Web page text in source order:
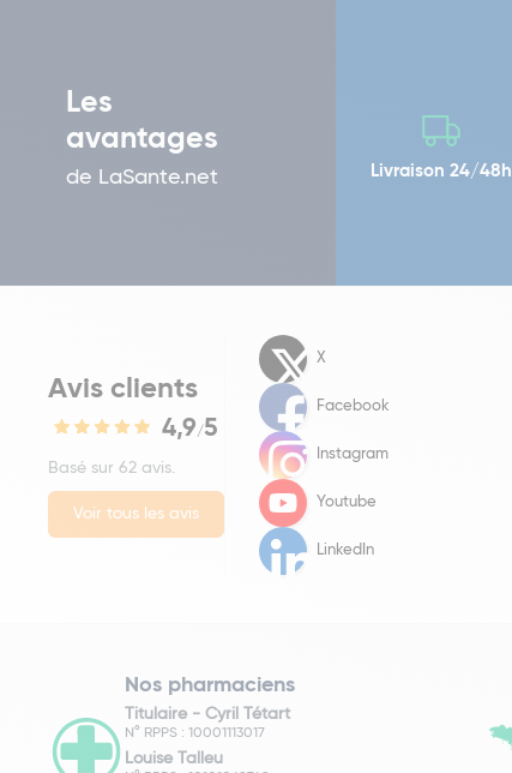
Les
avantages
de LaSante.net Livraison 24/48h
Avis clients
4,9/5
Basé sur 62 avis.
Voir tous les avis
X
Facebook
Instagram
Youtube
LinkedIn
Nos pharmaciens
Titulaire - Cyril Tétart
N° RPPS : 10001113017
Louise Talleu